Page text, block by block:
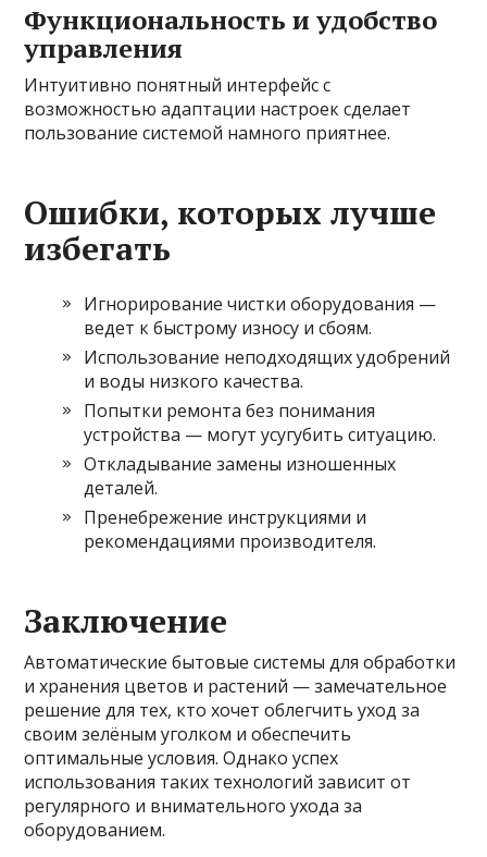
Функциональность и удобство
управления
Интуитивно понятный интерфейс с
возможностью адаптации настроек сделает
пользование системой намного приятнее.
Ошибки, которых лучше
избегать
Игнорирование чистки оборудования —
ведет к быстрому износу и сбоям.
Использование неподходящих удобрений
и воды низкого качества.
Попытки ремонта без понимания
устройства — могут усугубить ситуацию.
Откладывание замены изношенных
деталей.
Пренебрежение инструкциями и
рекомендациями производителя.
Заключение
Автоматические бытовые системы для обработки
и хранения цветов и растений — замечательное
решение для тех, кто хочет облегчить уход за
своим зелёным уголком и обеспечить
оптимальные условия. Однако успех
использования таких технологий зависит от
регулярного и внимательного ухода за
оборудованием.